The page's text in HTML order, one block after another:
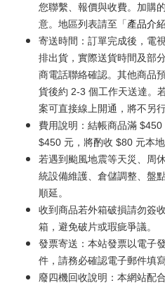
您聯繫、報價與收費。加購
意。地區列表請至「產品介紹
寄送時間：訂單完成後，電
排出貨，實際送貨時間及部
商電話聯絡確認。其他商品
貨後約 2-3 個工作天送達。
案可直接線上開通，將不另行
費用說明：結帳商品滿
$450 元，將酌收 $80 元本地
若遇到颱風地震等天災、周
統設備維護、倉儲調整、盤
順延。
收到商品若外箱破損請勿簽
箱，避免破片或瑕疵爭議。
發票寄送：本站發票以電子
件，請務必確認電子郵件填寫
廢四機回收說明：本網站配